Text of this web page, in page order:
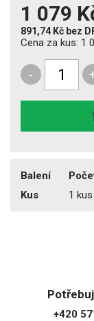
1 079
891,74 Kč bez
Cena za kus: 1
-
Balení
Kus
1 kus
+420